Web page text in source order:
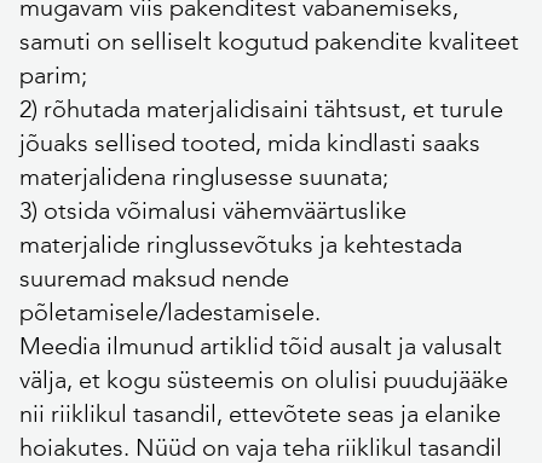
mugavam viis pakenditest vabanemiseks,
samuti on selliselt kogutud pakendite kvaliteet
parim;
2) rõhutada materjalidisaini tähtsust, et turule
jõuaks sellised tooted, mida kindlasti saaks
materjalidena ringlusesse suunata;
3) otsida võimalusi vähemväärtuslike
materjalide ringlussevõtuks ja kehtestada
suuremad maksud nende
põletamisele/ladestamisele.
Meedia ilmunud artiklid tõid ausalt ja valusalt
välja, et kogu süsteemis on olulisi puudujääke
nii riiklikul tasandil, ettevõtete seas ja elanike
hoiakutes. Nüüd on vaja teha riiklikul tasandil